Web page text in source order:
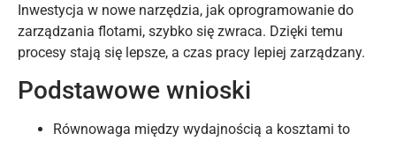
Inwestycja w nowe narzędzia, jak oprogramowanie do
zarządzania flotami, szybko się zwraca. Dzięki temu
procesy stają się lepsze, a czas pracy lepiej zarządzany.
Podstawowe wnioski
Równowaga między wydajnością a kosztami to